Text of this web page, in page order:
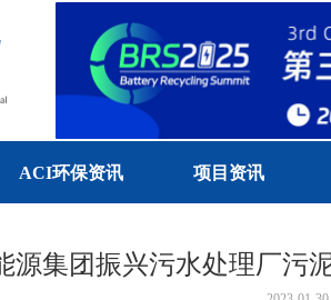
ACI环保资讯 项目资讯
源集团振兴污水处理厂污